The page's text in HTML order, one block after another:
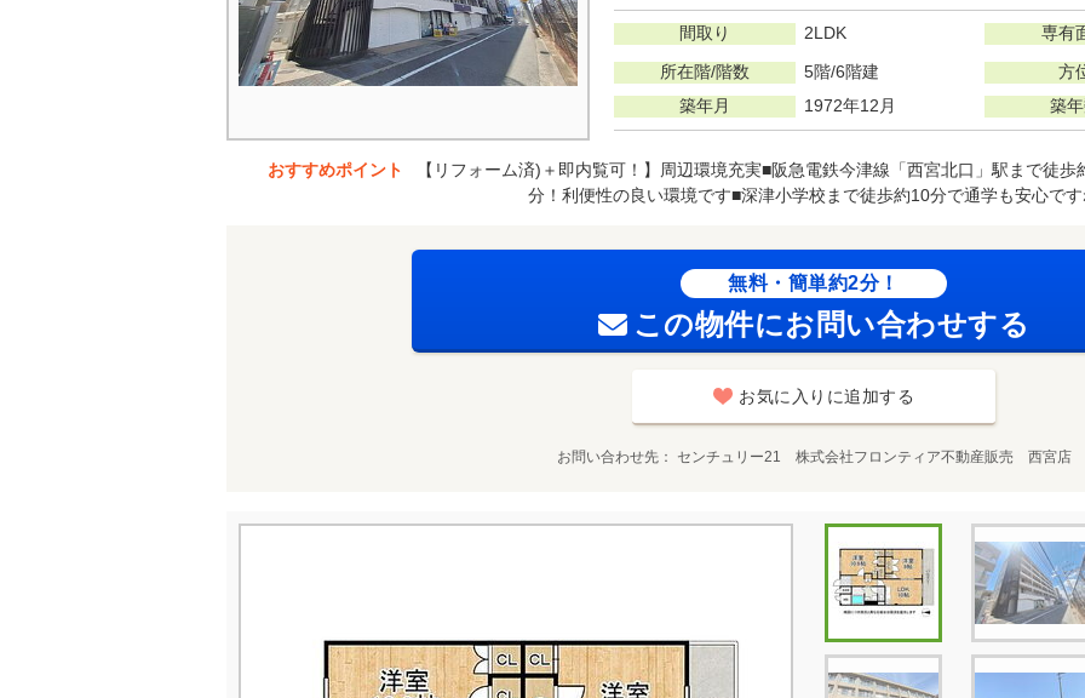
間取り 2LDK
専有
所在階/階数
5階/6階建
方
築年月
1972年12月 築
おすすめポイント
【リフォーム済)＋即内覧可！】周辺環境充実■阪急電鉄今津線「西宮北口」駅まで徒
分！利便性の良い環境です■深津小学校まで徒歩約10分で通学も安心で
無料・簡単約2分！
この物件にお問い合わせする
お気に入りに追加する
お問い合わせ先 センチュリー21 株式会社フロンティア不動産販売 西宮店